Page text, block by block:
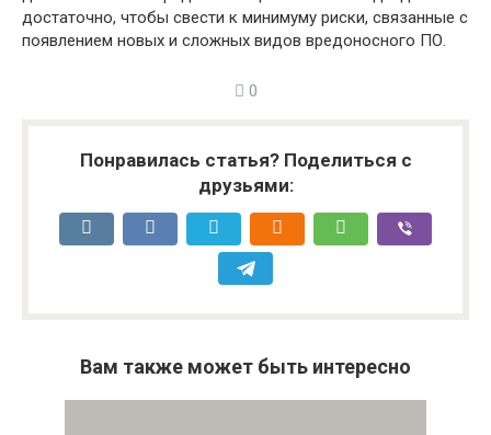
достаточно, чтобы свести к минимуму риски, связанные с
появлением новых и сложных видов вредоносного ПО.
0
Понравилась статья? Поделиться с
друзьями:
Вам также может быть интересно